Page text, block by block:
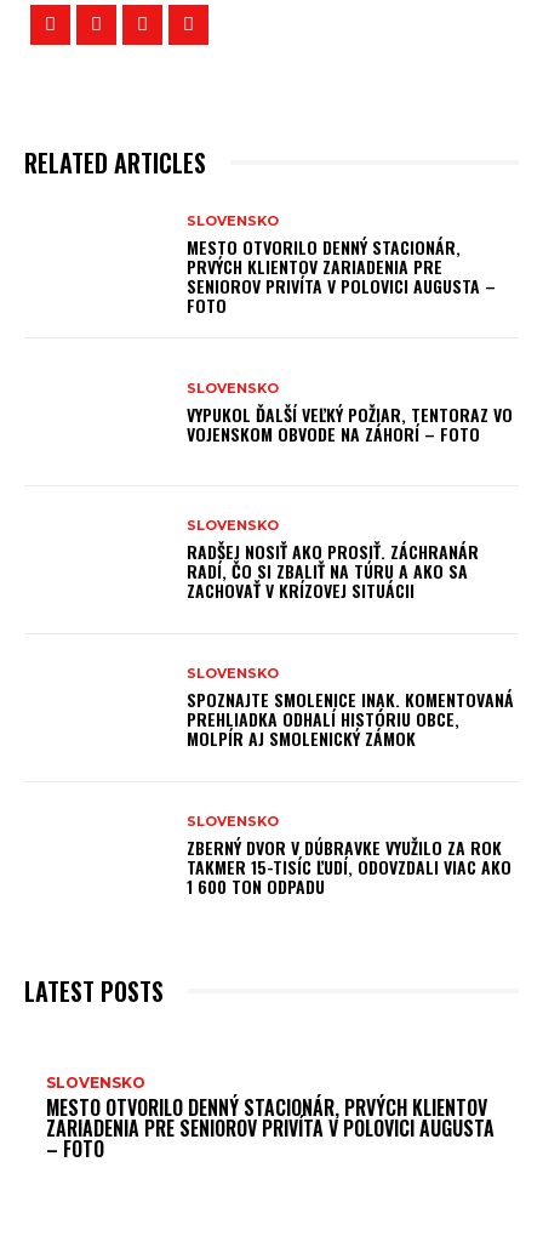
RELATED ARTICLES
SLOVENSKO
MESTO OTVORILO DENNÝ STACIONÁR,
PRVÝCH KLIENTOV ZARIADENIA PRE
SENIOROV PRIVÍTA V POLOVICI AUGUSTA –
FOTO
SLOVENSKO
VYPUKOL ĎALŠÍ VEĽKÝ POŽIAR, TENTORAZ VO
VOJENSKOM OBVODE NA ZÁHORÍ – FOTO
SLOVENSKO
RADŠEJ NOSIŤ AKO PROSIŤ. ZÁCHRANÁR
RADÍ, ČO SI ZBALIŤ NA TÚRU A AKO SA
ZACHOVAŤ V KRÍZOVEJ SITUÁCII
SLOVENSKO
SPOZNAJTE SMOLENICE INAK. KOMENTOVANÁ
PREHLIADKA ODHALÍ HISTÓRIU OBCE,
MOLPÍR AJ SMOLENICKÝ ZÁMOK
SLOVENSKO
ZBERNÝ DVOR V DÚBRAVKE VYUŽILO ZA ROK
TAKMER 15-TISÍC ĽUDÍ, ODOVZDALI VIAC AKO
1 600 TON ODPADU
LATEST POSTS
SLOVENSKO
MESTO OTVORILO DENNÝ STACIONÁR, PRVÝCH KLIENTOV
ZARIADENIA PRE SENIOROV PRIVÍTA V POLOVICI AUGUSTA
– FOTO